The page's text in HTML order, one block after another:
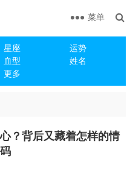
星座
运势
血型
姓名
更多
菜单
？背后又藏着怎样的情